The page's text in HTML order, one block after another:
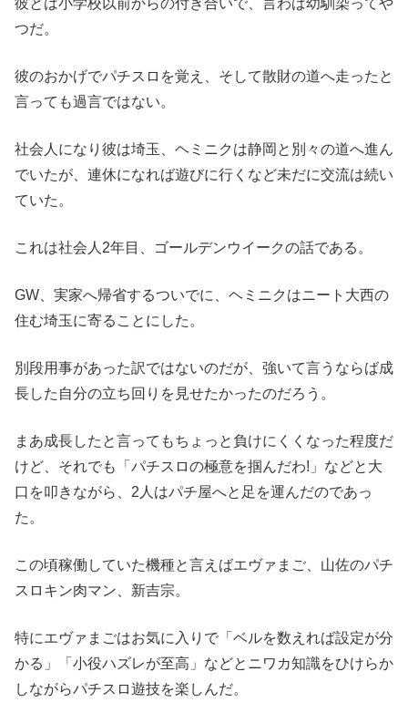
彼とは小学校以前からの付き合いで、言わば幼馴染ってや
つだ。
彼のおかげでパチスロを覚え、そして散財の道へ走ったと
言っても過言ではない。
社会人になり彼は埼玉、ヘミニクは静岡と別々の道へ進ん
でいたが、連休になれば遊びに行くなど未だに交流は続い
ていた。
これは社会人2年目、ゴールデンウイークの話である。
GW、実家へ帰省するついでに、ヘミニクはニート大西の
住む埼玉に寄ることにした。
別段用事があった訳ではないのだが、強いて言うならば成
長した自分の立ち回りを見せたかったのだろう。
まあ成長したと言ってもちょっと負けにくくなった程度だ
けど、それでも「パチスロの極意を掴んだわ!」などと大
口を叩きながら、2人はパチ屋へと足を運んだのであっ
た。
この頃稼働していた機種と言えばエヴァまご、山佐のパチ
スロキン肉マン、新吉宗。
特にエヴァまごはお気に入りで「ベルを数えれば設定が分
かる」「小役ハズレが至高」などとニワカ知識をひけらか
しながらパチスロ遊技を楽しんだ。